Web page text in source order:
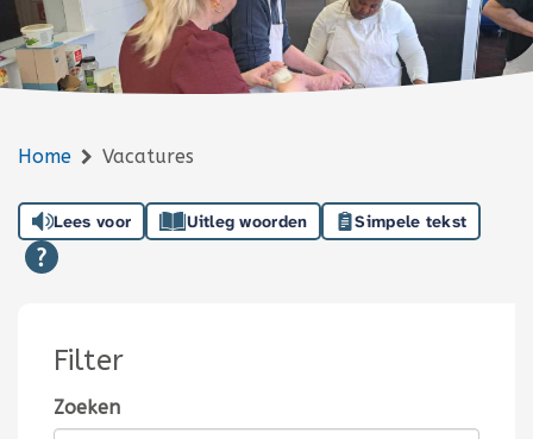
Home Vacatures
Lees voor Uitleg woorden Simpele tekst
Filter
Zoeken